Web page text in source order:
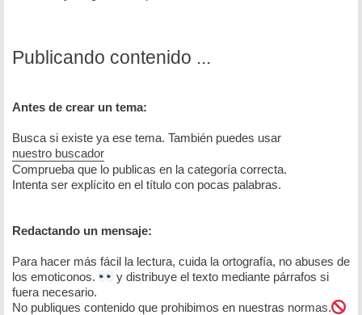
Publicando contenido ...
Antes de crear un tema:
Busca si existe ya ese tema. También puedes usar
nuestro buscador
Comprueba que lo publicas en la categoría correcta.
Intenta ser explícito en el título con pocas palabras.
Redactando un mensaje:
Para hacer más fácil la lectura, cuida la ortografía, no abuses de
los emoticonos.
y distribuye el texto mediante párrafos si
fuera necesario.
No publiques contenido que prohibimos en nuestras normas.